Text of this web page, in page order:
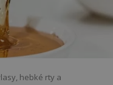
hebké rty a